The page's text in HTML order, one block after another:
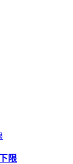
限